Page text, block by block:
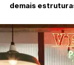
demais